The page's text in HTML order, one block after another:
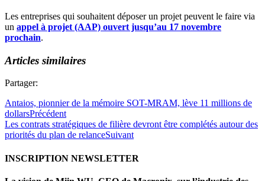
Les entreprises qui souhaitent déposer un projet peuvent le faire via
un appel à projet (AAP) ouvert jusqu’au 17 novembre
prochain.
Articles similaires
Partager:
Antaios, pionnier de la mémoire SOT-MRAM, lève 11 millions de
dollarsPrécédent
Les contrats stratégiques de filière devront être complétés autour des
priorités du plan de relanceSuivant
INSCRIPTION NEWSLETTER